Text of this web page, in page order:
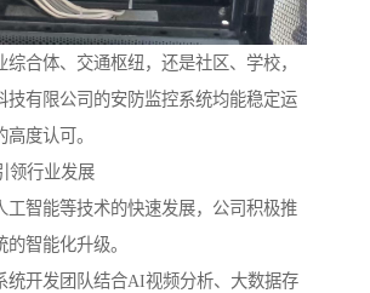
综合体、交通枢纽，还是社区、学校，
技有限公司的安防监控系统均能稳定运
度认可。
领行业发展
工智能等技术的快速发展，公司积极推
智能化升级。
统开发团队结合AI视频分析、大数据存